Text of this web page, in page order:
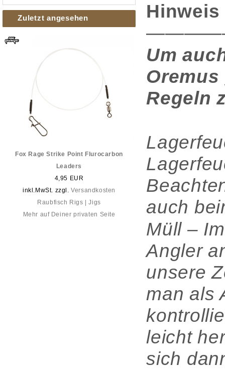
Zuletzt angesehen
Fox Rage Strike Point Flurocarbon
Leaders
4,95 EUR
inkl.MwSt. zzgl.Versandkosten
Raubfisch Rigs | Jigs
Mehr auf Deiner privaten Seite
Hinweis
Um
Regeln
auch
Müll –
Angler
unsere
man als
leicht
sich